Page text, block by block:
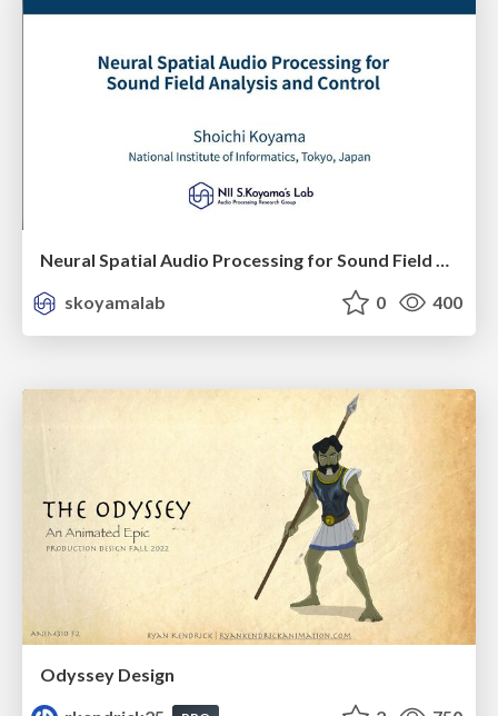
Neural Spatial Audio Processing for Sound Field Analysis and Control
skoyamalab
0 400
Odyssey Design